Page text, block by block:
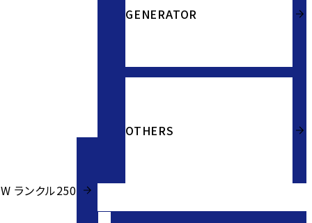
ランクル250
GENERATOR
OTHERS